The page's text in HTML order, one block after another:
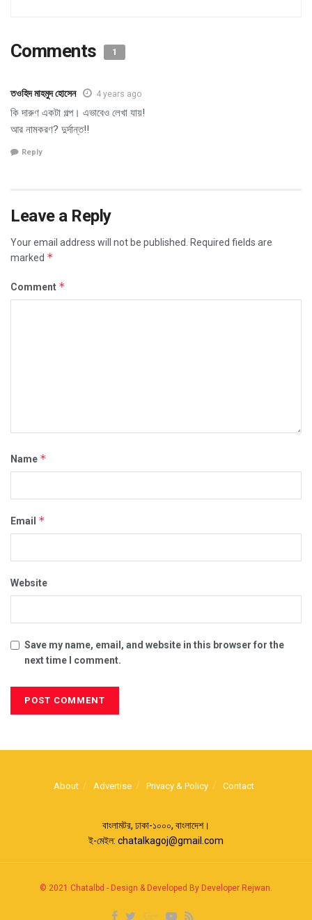
Comments 1
তওহিদ মাহমুদ হোসেন 4 years ago
কি দারুণ একটা গল্প। এভাবেও লেখা যায়!
আর নামকরণ? দুর্দান্ত!!
Reply
Leave a Reply
Your email address will not be published. Required fields are
marked *
Comment *
Name *
Email *
Website
Save my name, email, and website in this browser for the
next time I comment.
About Advertise Privacy & Policy Contact
বাংলামটর, ঢাকা-১০০০, বাংলাদেশ।
ই-মেইল: chatalkagoj@gmail.com
© 2021 Chatalbd - Design & Developed By Developer Rejwan.